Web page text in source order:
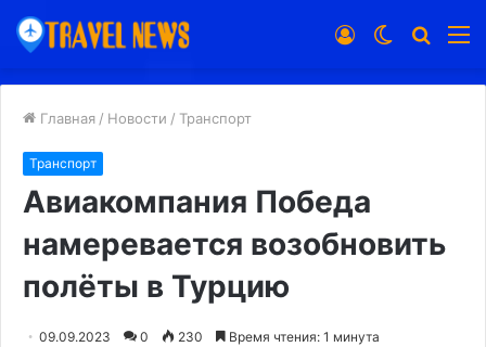
Switch
Войти
Главная / Новости / Транспорт
Транспорт
Авиакомпания Победа
намеревается возобновить
полёты в Турцию
09.09.2023 0 230 Время чтения: 1 минута